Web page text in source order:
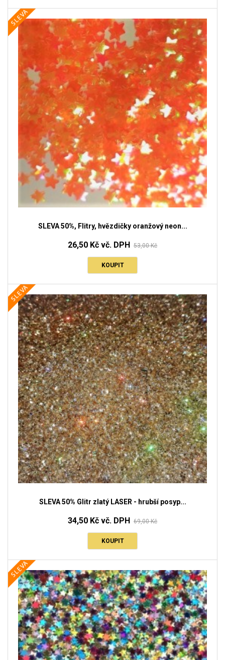
SLEVA 50%, Flitry, hvězdičky oranžový neon...
26,50 Kč vč. DPH 53,00 Kč
KOUPIT
SLEVA 50% Glitr zlatý LASER - hrubší posyp...
34,50 Kč vč. DPH 69,00 Kč
KOUPIT